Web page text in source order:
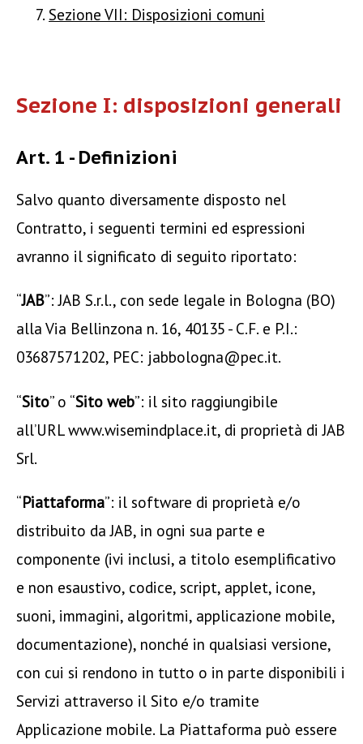
Sezione VII: Disposizioni comuni
Sezione I: disposizioni generali
Art. 1 - Definizioni
Salvo quanto diversamente disposto nel
Contratto, i seguenti termini ed espressioni
avranno il significato di seguito riportato:
“JAB”: JAB S.r.l., con sede legale in Bologna (BO)
alla Via Bellinzona n. 16, 40135 - C.F. e P.I.:
03687571202, PEC: jabbologna@pec.it.
“Sito” o “Sito web”: il sito raggiungibile
all’URL www.wisemindplace.it, di proprietà di JAB
Srl.
“Piattaforma”: il software di proprietà e/o
distribuito da JAB, in ogni sua parte e
componente (ivi inclusi, a titolo esemplificativo
e non esaustivo, codice, script, applet, icone,
suoni, immagini, algoritmi, applicazione mobile,
documentazione), nonché in qualsiasi versione,
con cui si rendono in tutto o in parte disponibili i
Servizi attraverso il Sito e/o tramite
Applicazione mobile. La Piattaforma può essere